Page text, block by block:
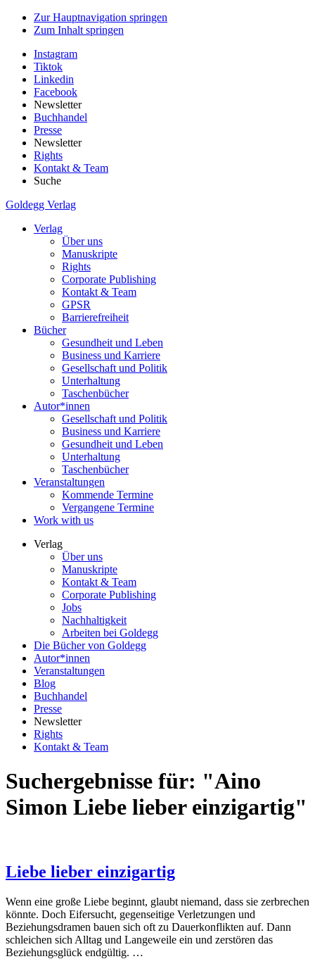
Zur Hauptnavigation springen
Zum Inhalt springen
Instagram
Tiktok
Linkedin
Facebook
Newsletter
Buchhandel
Presse
Newsletter
Rights
Kontakt & Team
Suche
Goldegg Verlag
Verlag
Über uns
Manuskripte
Rights
Corporate Publishing
Kontakt & Team
GPSR
Barrierefreiheit
Bücher
Gesundheit und Leben
Business und Karriere
Gesellschaft und Politik
Unterhaltung
Taschenbücher
Autor*innen
Gesellschaft und Politik
Business und Karriere
Gesundheit und Leben
Unterhaltung
Taschenbücher
Veranstaltungen
Kommende Termine
Vergangene Termine
Work with us
Verlag
Über uns
Manuskripte
Kontakt & Team
Corporate Publishing
Jobs
Nachhaltigkeit
Arbeiten bei Goldegg
Die Bücher von Goldegg
Autor*innen
Veranstaltungen
Blog
Buchhandel
Presse
Newsletter
Rights
Kontakt & Team
Suchergebnisse für: "Aino
Simon Liebe lieber einzigartig"
Liebe lieber einzigartig
Wenn eine große Liebe beginnt, glaubt niemand, dass sie zerbrechen
könnte. Doch Eifersucht, gegenseitige Verletzungen und
Beziehungsdramen bauen sich oft zu Dauerkonflikten auf. Dann
schleichen sich Alltag und Langeweile ein und zerstören das
Beziehungsglück endgültig. …